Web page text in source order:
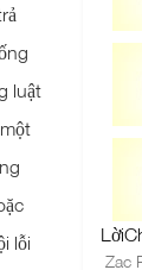
luật
lỗi
Zac